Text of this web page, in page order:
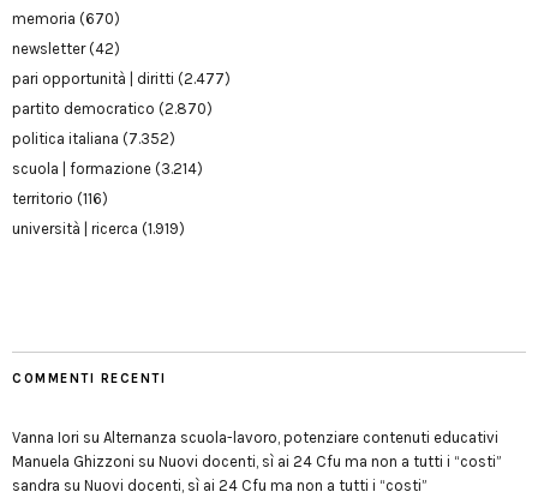
memoria (670)
newsletter(42)
pari opportunità | diritti (2.477)
partito democratico (2.870)
politica italiana (7.352)
scuola | formazione (3.214)
territorio (116)
università | ricerca (1.919)
COMMENTI RECENTI
Vanna Iori su Alternanza scuola-lavoro, potenziare contenuti educativi
Manuela Ghizzoni su Nuovi docenti, sì ai 24 Cfu ma non a tutti i “costi”
sandra su Nuovi docenti, sì ai 24 Cfu ma non a tutti i “costi”